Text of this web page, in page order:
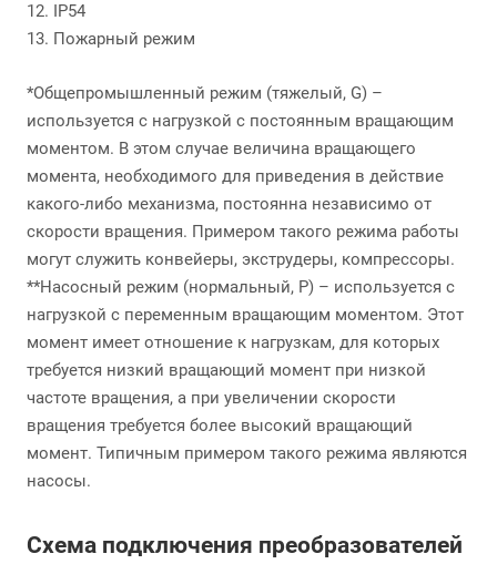
12. IP54
13. Пожарный режим
*Общепромышленный режим (тяжелый, G) –
используется с нагрузкой с постоянным вращающим
моментом. В этом случае величина вращающего
момента, необходимого для приведения в действие
какого-либо механизма, постоянна независимо от
скорости вращения. Примером такого режима работы
могут служить конвейеры, экструдеры, компрессоры.
**Насосный режим (нормальный, P) – используется с
нагрузкой с переменным вращающим моментом. Этот
момент имеет отношение к нагрузкам, для которых
требуется низкий вращающий момент при низкой
частоте вращения, а при увеличении скорости
вращения требуется более высокий вращающий
момент. Типичным примером такого режима являются
насосы.
Схема подключения преобразователей